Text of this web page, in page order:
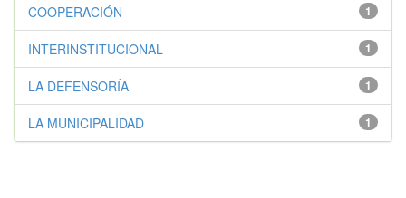
1
COOPERACIÓN
1
INTERINSTITUCIONAL
1
LA DEFENSORÍA
1
LA MUNICIPALIDAD